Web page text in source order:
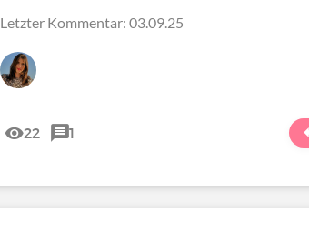
Letzter Kommentar: 03.09.25
22 1